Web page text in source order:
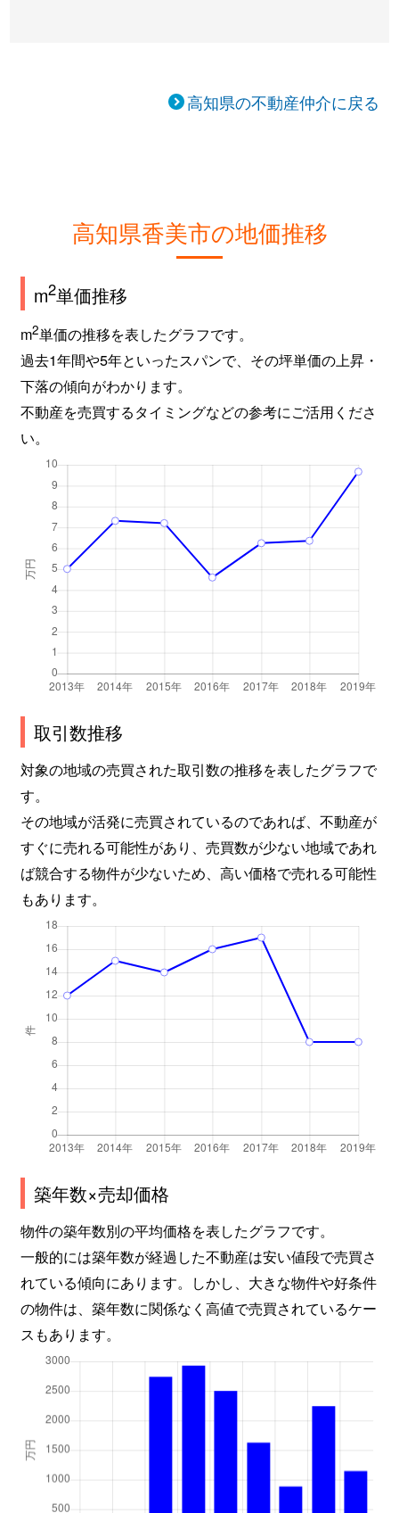
高知県の不動産仲介に戻る
高知県香美市の地価推移
m2単価推移
m2単価の推移を表したグラフです。
過去1年間や5年といったスパンで、その坪単価の上昇・
下落の傾向がわかります。
不動産を売買するタイミングなどの参考にご活用くださ
い。
取引数推移
対象の地域の売買された取引数の推移を表したグラフで
す。
その地域が活発に売買されているのであれば、不動産が
すぐに売れる可能性があり、売買数が少ない地域であれ
ば競合する物件が少ないため、高い価格で売れる可能性
もあります。
築年数×売却価格
物件の築年数別の平均価格を表したグラフです。
一般的には築年数が経過した不動産は安い値段で売買さ
れている傾向にあります。しかし、大きな物件や好条件
の物件は、築年数に関係なく高値で売買されているケー
スもあります。